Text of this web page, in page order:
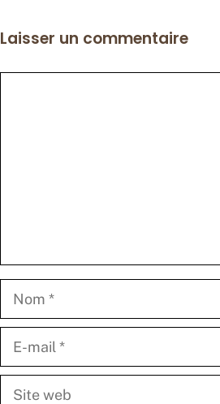
Laisser un commentaire
Nom
Site